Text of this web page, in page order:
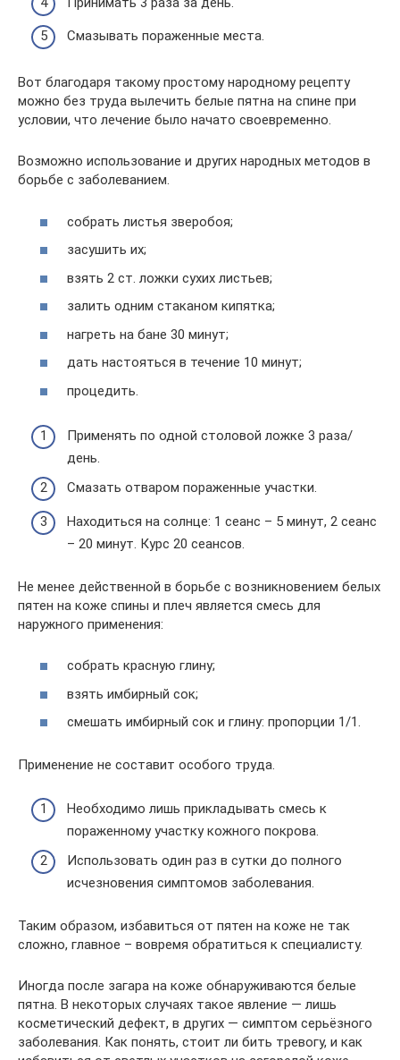
Смазывать пораженные места.
Вот благодаря такому простому народному рецепту
можно без труда вылечить белые пятна на спине при
условии, что лечение было начато своевременно.
Возможно использование и других народных методов в
борьбе с заболеванием.
собрать листья зверобоя;
засушить их;
взять 2 ст. ложки сухих листьев;
залить одним стаканом кипятка;
нагреть на бане 30 минут;
дать настояться в течение 10 минут;
процедить.
Применять по одной столовой ложке 3 раза/
день.
Смазать отваром пораженные участки.
Находиться на солнце: 1 сеанс – 5 минут, 2 сеанс
– 20 минут. Курс 20 сеансов.
Не менее действенной в борьбе с возникновением белых
пятен на коже спины и плеч является смесь для
наружного применения:
собрать красную глину;
взять имбирный сок;
смешать имбирный сок и глину: пропорции 1/1.
Применение не составит особого труда.
Необходимо лишь прикладывать смесь к
пораженному участку кожного покрова.
Использовать один раз в сутки до полного
исчезновения симптомов заболевания.
Таким образом, избавиться от пятен на коже не так
сложно, главное – вовремя обратиться к специалисту.
Иногда после загара на коже обнаруживаются белые
пятна. В некоторых случаях такое явление — лишь
косметический дефект, в других — симптом серьёзного
заболевания. Как понять, стоит ли бить тревогу, и как